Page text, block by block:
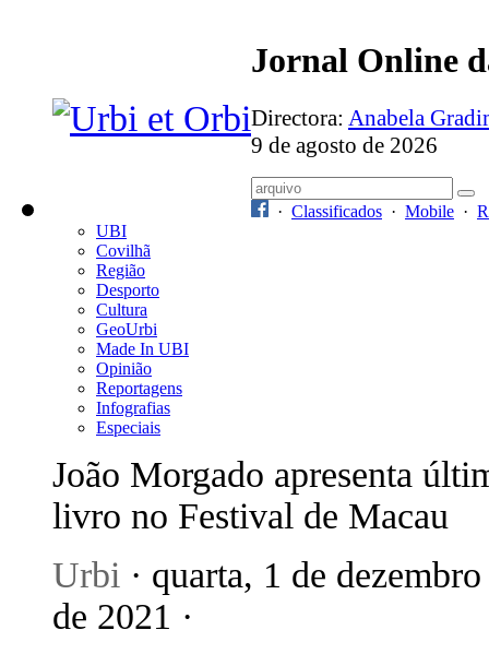
Jornal Online
Directora: Anabela
9 de agosto de 2026
· Classificados · Mobile ·
UBI
Covilhã
Região
Desporto
Cultura
GeoUrbi
Made In UBI
Opinião
Reportagens
Infografias
Especiais
João Morgado apresenta
livro no Festival de Macau
Urbi · quarta, 1 de dezembro
de 2021 ·